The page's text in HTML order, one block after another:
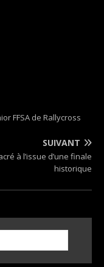
FFSA de Rallycross
SUIVANT
à l’issue d’une finale
historique